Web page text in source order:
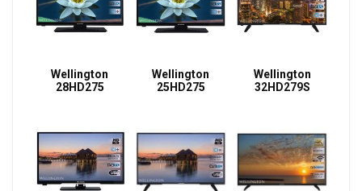
Wellington
28HD275
Wellington
25HD275
Wellington
32HD279S